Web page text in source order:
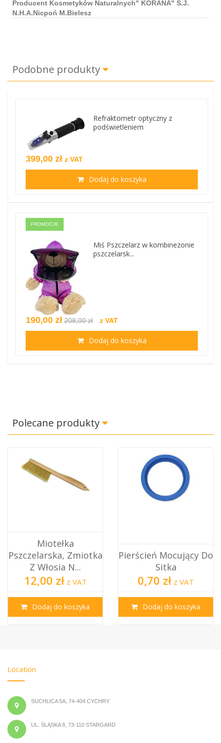
Producent Kosmetyków Naturalnych" KORANA" S.J.
N.H.A.Nicpoń M.Bielesz
Podobne produkty
Refraktometr optyczny z
podświetleniem
399,00 zł z VAT
Dodaj do koszyka
PROMOCJE
Miś Pszczelarz w kombinezonie
pszczelarsk...
190,00 zł 208,00 zł z VAT
Dodaj do koszyka
Polecane produkty
Pierścień Mocujący Do
Sitka
0,70 zł z VAT
Dodaj do koszyka
Sitko "pająk" -
Wentylacyjne
0,70 zł z VAT
Dodaj do koszyka
Location
SUCHLICA 5A, 74-404 CYCHRY
UL. ŚLĄSKA 8, 73-110 STARGARD